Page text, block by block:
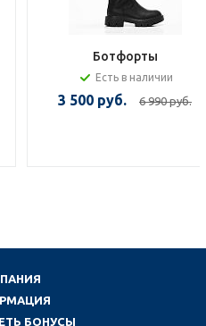
Ботфорты
Есть в наличии
3 500 руб. 6 990 руб.
БОНУСЫ